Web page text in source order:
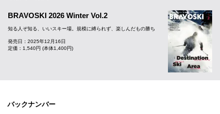
BRAVOSKI 2026 Winter Vol.2
知る人ぞ知る、いいスキー場。規模に縛られず、楽しんだもの勝ち
発売日：2025年12月16日
定価：1,540円 (本体1,400円)
バックナンバー